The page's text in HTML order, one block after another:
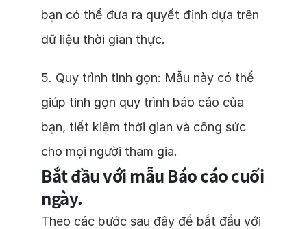
bạn có thể đưa ra quyết định dựa trên
dữ liệu thời gian thực.
5. Quy trình tinh gọn: Mẫu này có thể
giúp tinh gọn quy trình báo cáo của
bạn, tiết kiệm thời gian và công sức
cho mọi người tham gia.
Bắt đầu với mẫu Báo cáo cuối
ngày.
Theo các bước sau đây để bắt đầu với